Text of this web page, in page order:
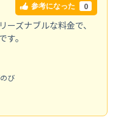
参考になった 0
ズナブルな料金で、
。
び